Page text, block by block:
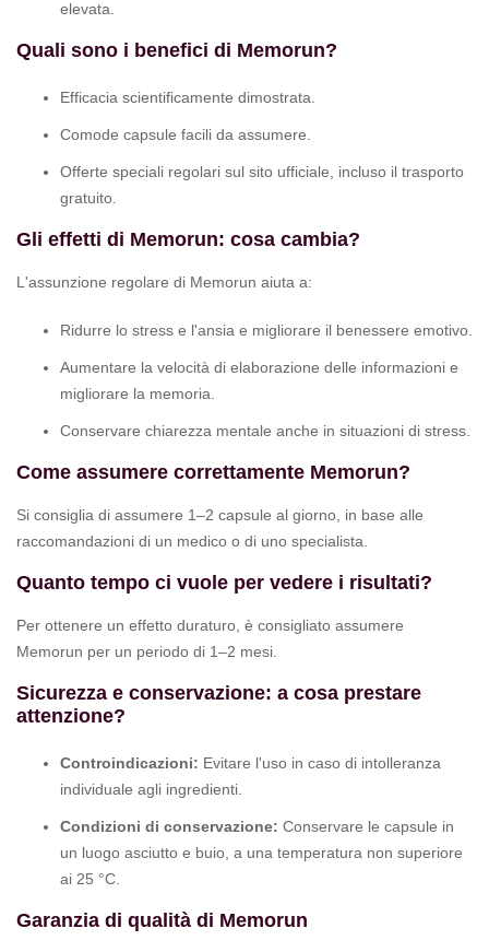
elevata.
Quali sono i benefici di Memorun?
Efficacia scientificamente dimostrata.
Comode capsule facili da assumere.
Offerte speciali regolari sul sito ufficiale, incluso il trasporto
gratuito.
Gli effetti di Memorun: cosa cambia?
L'assunzione regolare di Memorun aiuta a:
Ridurre lo stress e l'ansia e migliorare il benessere emotivo.
Aumentare la velocità di elaborazione delle informazioni e
migliorare la memoria.
Conservare chiarezza mentale anche in situazioni di stress.
Come assumere correttamente Memorun?
Si consiglia di assumere 1–2 capsule al giorno, in base alle
raccomandazioni di un medico o di uno specialista.
Quanto tempo ci vuole per vedere i risultati?
Per ottenere un effetto duraturo, è consigliato assumere
Memorun per un periodo di 1–2 mesi.
Sicurezza e conservazione: a cosa prestare
attenzione?
Controindicazioni: Evitare l'uso in caso di intolleranza
individuale agli ingredienti.
Condizioni di conservazione: Conservare le capsule in
un luogo asciutto e buio, a una temperatura non superiore
ai 25 °C.
Garanzia di qualità di Memorun